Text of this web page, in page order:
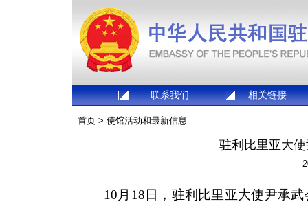
联系我们 相关链接
首页 > 使馆活动和最新信息
驻利比里亚大
10月18日，驻利比里亚大使尹承